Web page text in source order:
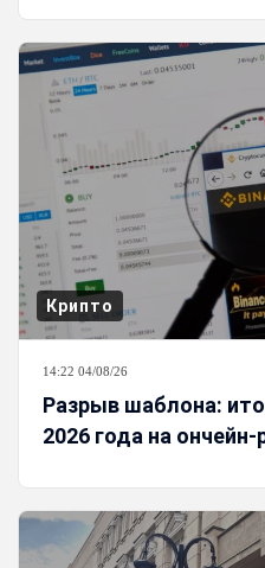
Крипто
14:22 04/08/26
Разрыв шаблона:
2026 года на